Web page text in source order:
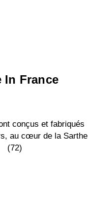
In France
conçus et fabriqués
au cœur de la Sarthe
(72)